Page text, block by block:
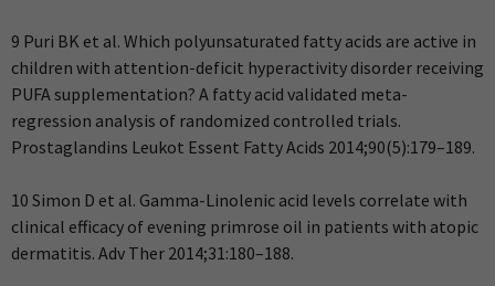
9 Puri BK et al. Which polyunsaturated fatty acids are active in
children with attention-deficit hyperactivity disorder receiving
PUFA supplementation? A fatty acid validated meta-
regression analysis of randomized controlled trials.
Prostaglandins Leukot Essent Fatty Acids 2014;90(5):179–189.
10 Simon D et al. Gamma-Linolenic acid levels correlate with
clinical efficacy of evening primrose oil in patients with atopic
dermatitis. Adv Ther 2014;31:180–188.